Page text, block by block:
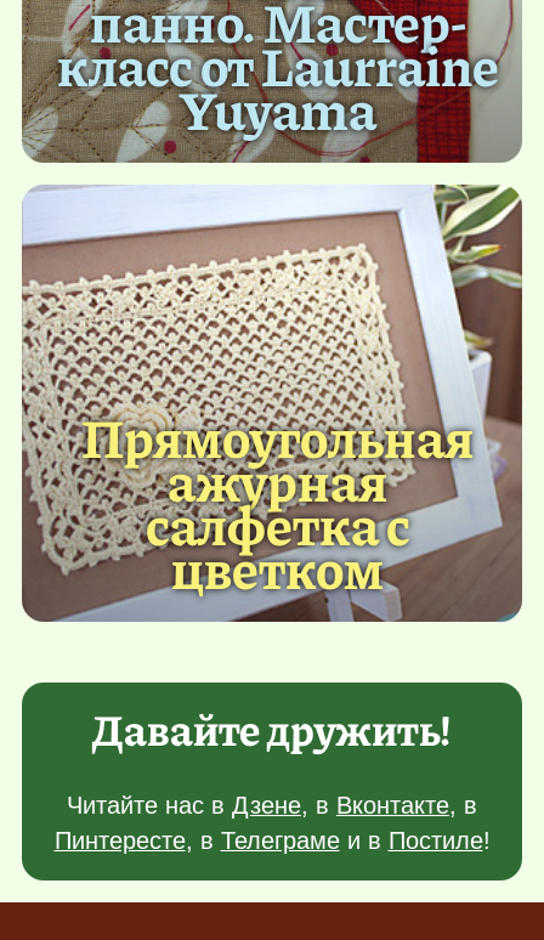
панно. Мастер-
класс от Laurraine
Yuyama
Прямоугольная
ажурная
салфетка с
цветком
Давайте дружить!
Читайте нас в Дзене, в Вконтакте, в
Пинтересте, в Телеграмеи в Постиле!